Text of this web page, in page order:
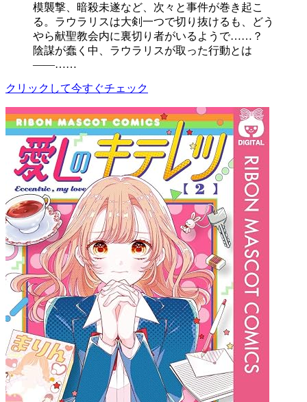
模襲撃、暗殺未遂など、次々と事件が巻き起こ
る。ラウラリスは大剣一つで切り抜けるも、どう
やら献聖教会内に裏切り者がいるようで……？
陰謀が蠢く中、ラウラリスが取った行動とは
――……
クリックして今すぐチェック